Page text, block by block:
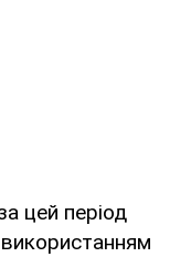
цей період